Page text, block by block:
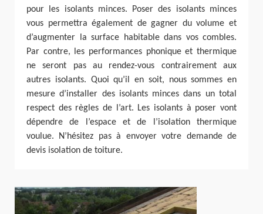
pour les isolants minces. Poser des isolants minces
vous permettra également de gagner du volume et
d’augmenter la surface habitable dans vos combles.
Par contre, les performances phonique et thermique
ne seront pas au rendez-vous contrairement aux
autres isolants. Quoi qu’il en soit, nous sommes en
mesure d’installer des isolants minces dans un total
respect des règles de l’art. Les isolants à poser vont
dépendre de l’espace et de l’isolation thermique
voulue. N’hésitez pas à envoyer votre demande de
devis isolation de toiture.